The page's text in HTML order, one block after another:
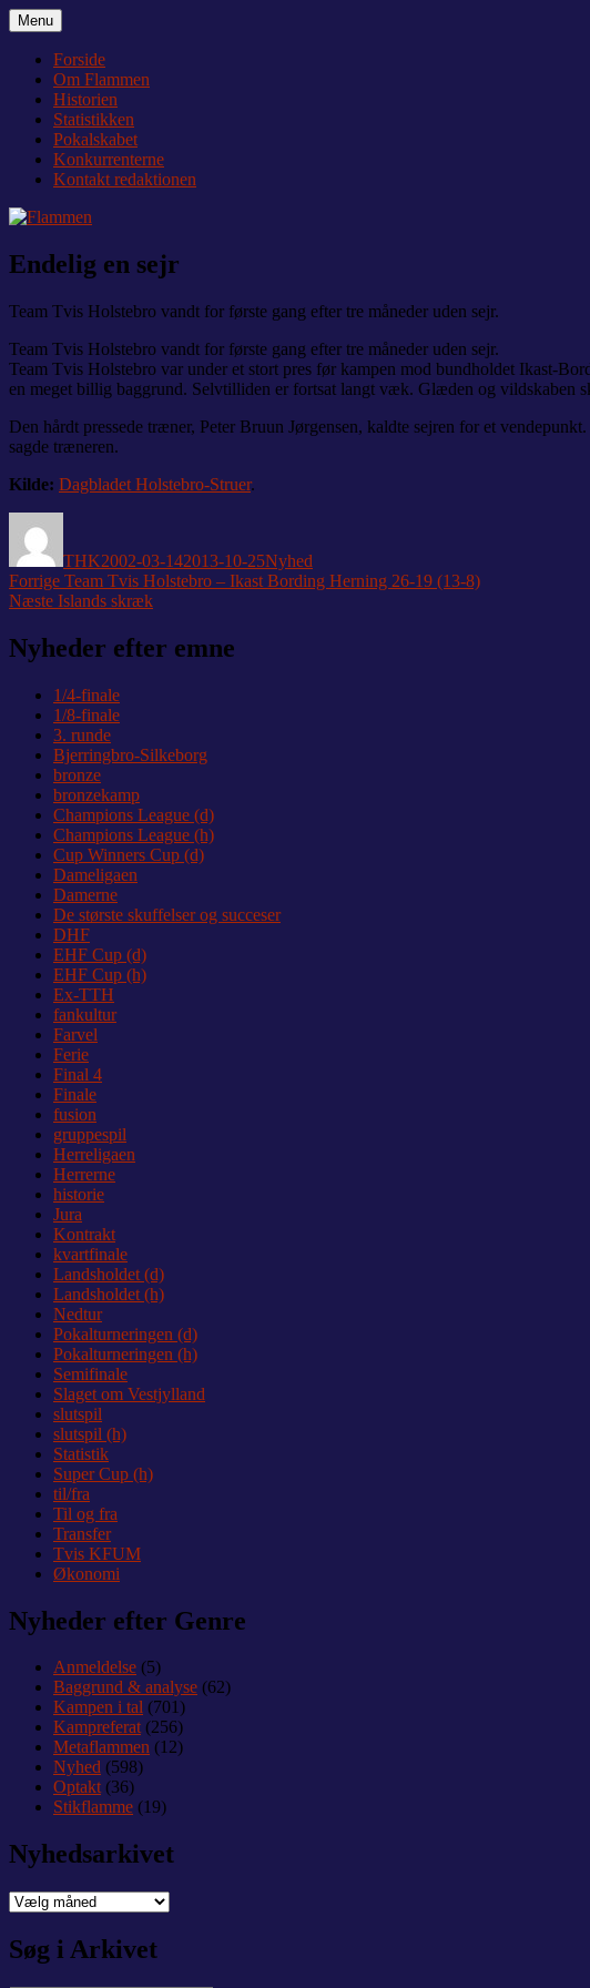
Videre
til
indhold
Flammen
Nyheder og debat om Team Tvis Holstebro
Menu
Forside
Om Flammen
Historien
Statistikken
Pokalskabet
Konkurrenterne
Kontakt redaktionen
Endelig en sejr
Team Tvis Holstebro vandt for første gang efter tre måneder uden sejr.
Team Tvis Holstebro vandt for første gang efter tre måneder uden sejr.
Team Tvis Holstebro var under et stort pres før kampen mod bundholdet Ikast-
en meget billig baggrund. Selvtilliden er fortsat langt væk. Glæden og vildskaben
Den hårdt pressede træner, Peter Bruun Jørgensen, kaldte sejren for et
sagde træneren.
Kilde: Dagbladet Holstebro-Struer.
THK2002-03-142013-10-25Nyhed
Indlægsnavigation
Forrige Forrige
indlæg:
Team Tvis Holstebro – Ikast Bording Herning 26-19 (13-8)
Næste Næste
Islands skræk
Nyheder efter emne
1/4-finale
1/8-finale
3. runde
Bjerringbro-Silkeborg
bronze
bronzekamp
Champions League (d)
Champions League (h)
Cup Winners Cup (d)
Dameligaen
Damerne
De største skuffelser og succeser
DHF
EHF Cup (d)
EHF Cup (h)
Ex-TTH
fankultur
Farvel
Ferie
Final 4
Finale
fusion
gruppespil
Herreligaen
Herrerne
historie
Jura
Kontrakt
kvartfinale
Landsholdet (d)
Landsholdet (h)
Nedtur
Pokalturneringen (d)
Pokalturneringen (h)
Semifinale
Slaget om Vestjylland
slutspil
slutspil (h)
Statistik
Super Cup (h)
til/fra
Til og fra
Transfer
Tvis KFUM
Økonomi
Nyheder efter Genre
Anmeldelse (5)
Baggrund & analyse (62)
Kampen i tal (701)
Kampreferat(256)
Metaflammen (12)
Nyhed (598)
Optakt(36)
Stikflamme (19)
Nyhedsarkivet
Nyhedsarkivet
Søg i Arkivet